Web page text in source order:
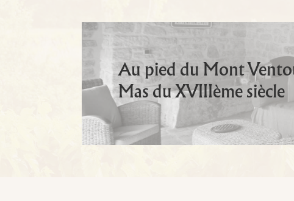
Au pied du Mont
Mas du XVIIIème siècle